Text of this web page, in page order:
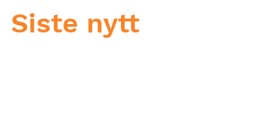
Siste nytt